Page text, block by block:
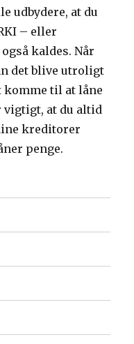
udbydere, at du
– eller
kaldes. Når
det blive utroligt
til at låne
vigtigt, at du altid
kreditorer
penge.